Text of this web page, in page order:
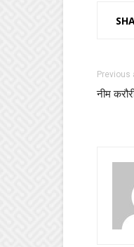
Previous
नीम